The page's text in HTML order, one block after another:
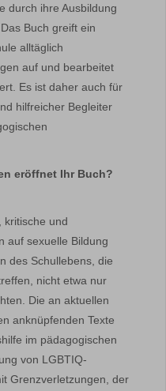
durch ihre Ausbildung
Buch greift ein
alltäglich
auf und bearbeitet
Es ist daher auch für
hilfreicher Begleiter
eröffnet Ihr Buch?
kritische und
auf sexuelle Bildung
des Schullebens, die
nicht etwa nur
Die an aktuellen
anknüpfenden Texte
im pädagogischen
von LGBTIQ-
Grenzverletzungen, der